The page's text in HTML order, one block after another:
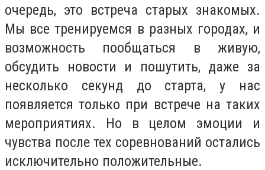
очередь, это встреча старых знакомых.
Мы все тренируемся в разных городах, и
возможность пообщаться в живую,
обсудить новости и пошутить, даже за
несколько секунд до старта, у нас
появляется только при встрече на таких
мероприятиях. Но в целом эмоции и
чувства после тех соревнований остались
исключительно положительные.